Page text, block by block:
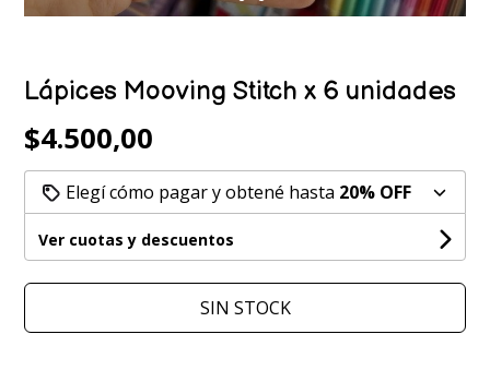
Lápices Mooving Stitch x 6 unidades
$4.500,00
Elegí cómo pagar y obtené hasta 20% OFF
Ver cuotas y descuentos
SIN STOCK